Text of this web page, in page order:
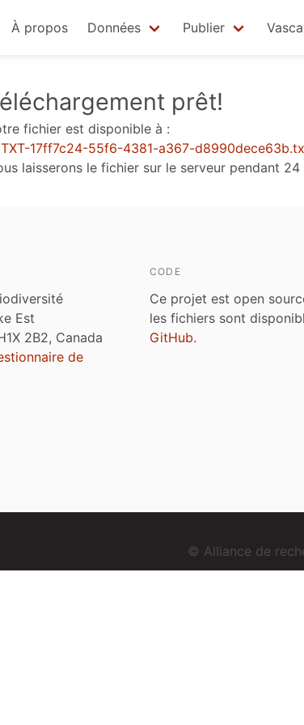
À propos Données Publier
prêt!
fichier est disponible à :
TXT-17ff7c24-55f6-4381-a367-
laisserons le fichier sur le serveur pendant 24
Est
2B2, Canada
de
CODE
Ce projet est open
les fichiers sont
GitHub.
© Alliance de